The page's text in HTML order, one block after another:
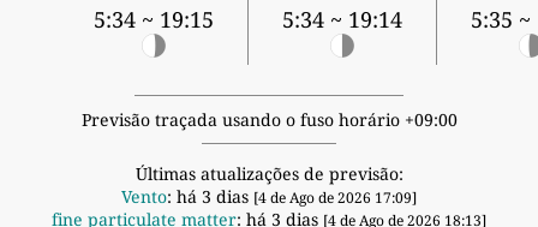
5:34 ~ 19:15 5:34 ~ 19:14 5:35 ~
Previsão traçada usando o fuso horário +09:00
Últimas atualizações de previsão:
Vento: há 3 dias [4 de Ago de 2026 17:09]
fine particulate matter: há 3 dias [4 de Ago de 2026 18:13]